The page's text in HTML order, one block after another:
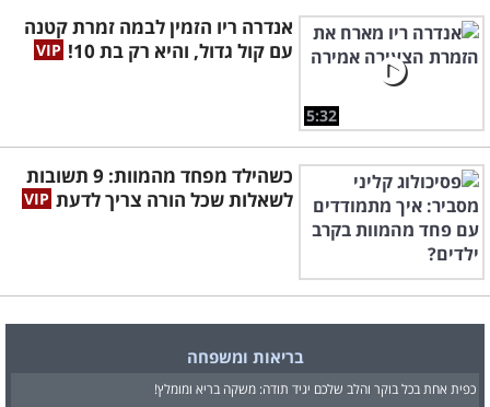
5:32
אנדרה ריו הזמין לבמה זמרת קטנה
עם קול גדול, והיא רק בת 10!
כשהילד מפחד מהמוות: 9 תשובות
לשאלות שכל הורה צריך לדעת
בריאות ומשפחה
כפית אחת בכל בוקר והלב שלכם יגיד תודה: משקה בריא ומומלץ!